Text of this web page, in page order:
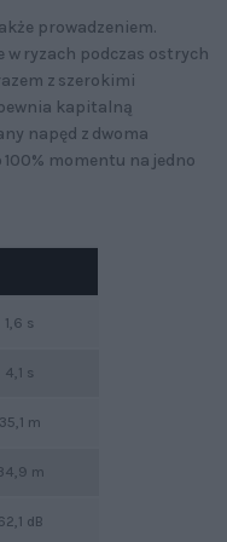
prowadzeniem.
w ryzach podczas ostrych
z szerokimi
kapitalną
napęd z dwoma
momentu na jedno
1,6 s
4,1 s
35,1 m
m
dB